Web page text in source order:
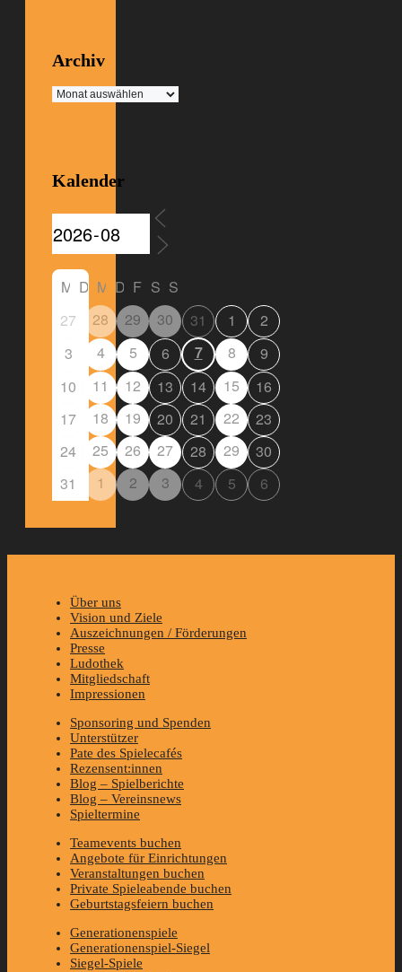
Archiv
Archiv
Kalender
M D M D F S S
27
28 29 30 31 1
2
3
4 5 6 7 8
9
10
11 12 13 14 15
16
17
18 19 20 21 22
23
24
25 26 27 28 29
30
31
1 2 3 4 5 6
Über uns
Vision und Ziele
Auszeichnungen / Förderungen
Presse
Ludothek
Mitgliedschaft
Impressionen
Sponsoring und Spenden
Unterstützer
Pate des Spielecafés
Rezensent:innen
Blog – Spielberichte
Blog – Vereinsnews
Spieltermine
Teamevents buchen
Angebote für Einrichtungen
Veranstaltungen buchen
Private Spieleabende buchen
Geburtstagsfeiern buchen
Generationenspiele
Generationenspiel-Siegel
Siegel-Spiele